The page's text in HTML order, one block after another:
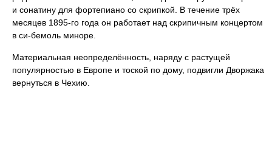
и сонатину для фортепиано со скрипкой. В течение трёх
месяцев 1895-го года он работает над скрипичным концертом
в си-бемоль миноре.
Материальная неопределённость, наряду с растущей
популярностью в Европе и тоской по дому, подвигли Дворжака
вернуться в Чехию.